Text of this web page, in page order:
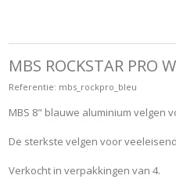
MBS ROCKSTAR PRO
Referentie: mbs_rockpro_bleu
MBS 8" blauwe aluminium velgen
De sterkste velgen voor
Verkocht in verpakkingen van 4.